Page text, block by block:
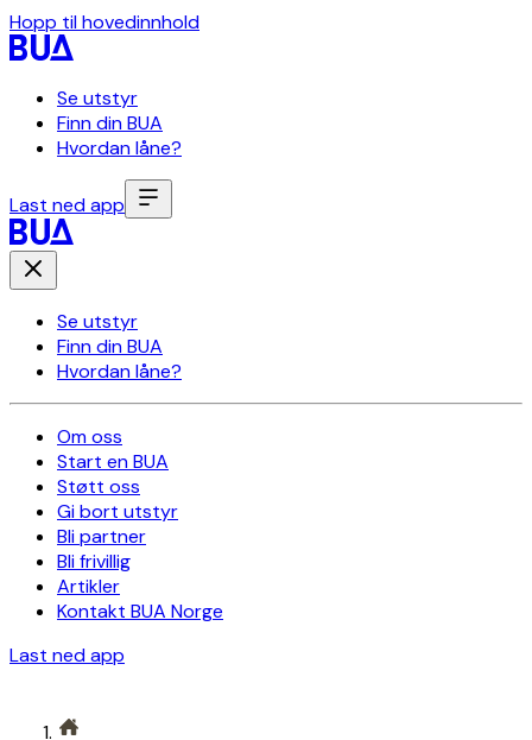
Hopp til hovedinnhold
Se utstyr
Finn din BUA
Hvordan låne?
Last ned app
Se utstyr
Finn din BUA
Hvordan låne?
Om oss
Start en BUA
Støtt oss
Gi bort utstyr
Bli partner
Bli frivillig
Artikler
Kontakt BUA Norge
Last ned app